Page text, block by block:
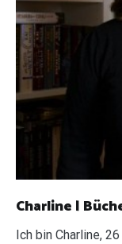
Charline |
Ich bin Charline,